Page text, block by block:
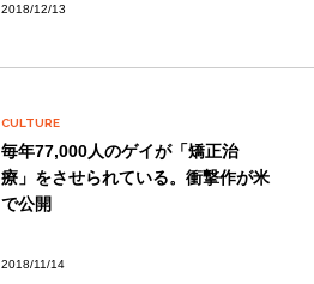
2018/12/13
CULTURE
毎年77,000人のゲイが「矯正治
療」をさせられている。衝撃作が米
で公開
2018/11/14